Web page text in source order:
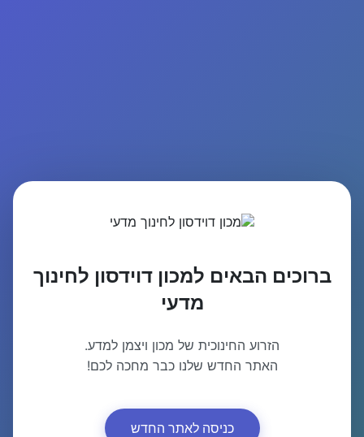
ברוכים הבאים למכון דוידסון לחינוך
מדעי
הזרוע החינוכית של מכון ויצמן למדע.
האתר החדש שלנו כבר מחכה לכם!
כניסה לאתר החדש